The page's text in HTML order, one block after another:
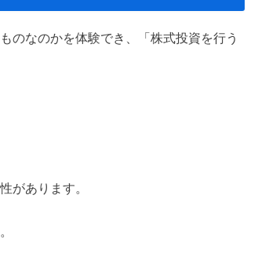
のなのかを体験でき、「株式投資を行う
があります。